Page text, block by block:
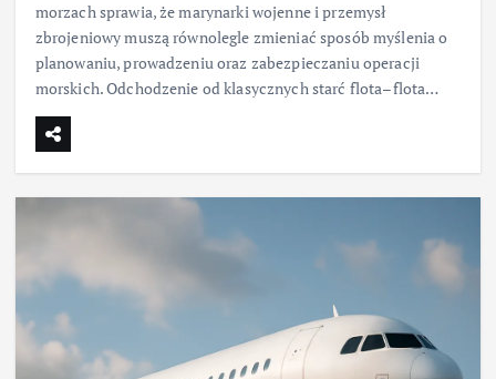
morzach sprawia, że marynarki wojenne i przemysł
zbrojeniowy muszą równolegle zmieniać sposób myślenia o
planowaniu, prowadzeniu oraz zabezpieczaniu operacji
morskich. Odchodzenie od klasycznych starć flota–flota…